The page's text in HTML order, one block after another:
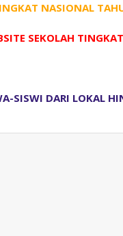
NASIONAL
SEKOLAH
SISWI DARI LOKAL